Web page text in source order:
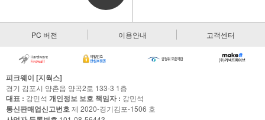
PC 버전 이용안내 고객센터
피크웨이 [지웍스]
경기 김포시 양촌읍 양곡2로 133-3 1층
대표 : 강민석 개인정보 보호 책임자 : 강민석
통신판매업신고번호제 2020-경기김포-1506 호